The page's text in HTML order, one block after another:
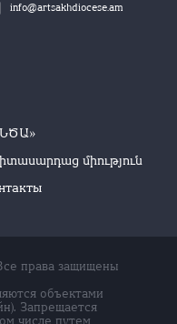
միություն
info@artsakhdiocese.am
права защищены
объектами
Запрещается
числе путем